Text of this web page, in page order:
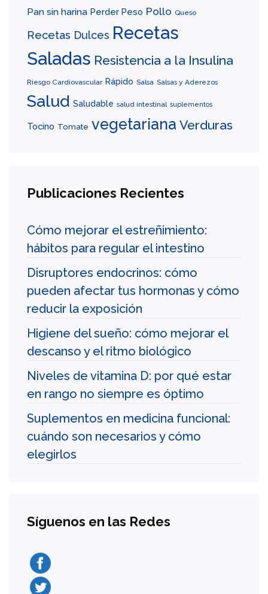
Pan sin harina Perder Peso Pollo Queso
Recetas Dulces Recetas
Saladas Resistencia a la Insulina
Riesgo Cardiovascular Rápido Salsa Salsas y Aderezos
Salud Saludable salud intestinal suplementos
Tocino Tomate vegetariana Verduras
Publicaciones Recientes
Cómo mejorar el estreñimiento:
hábitos para regular el intestino
Disruptores endocrinos: cómo
pueden afectar tus hormonas y cómo
reducir la exposición
Higiene del sueño: cómo mejorar el
descanso y el ritmo biológico
Niveles de vitamina D: por qué estar
en rango no siempre es óptimo
Suplementos en medicina funcional:
cuándo son necesarios y cómo
elegirlos
Síguenos en las Redes